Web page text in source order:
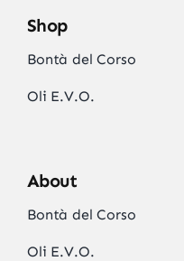
Shop
Bontà del Corso
Oli E.V.O.
About
Bontà del Corso
Oli E.V.O.